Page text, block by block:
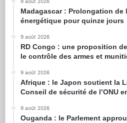
Madagascar : Prolongation de
énergétique pour quinze jours
9 août 2026
RD Congo : une proposition
le contrôle des armes et
9 août 2026
Afrique : le Japon soutient la
Conseil de sécurité de l’ONU
9 août 2026
Ouganda : le Parlement